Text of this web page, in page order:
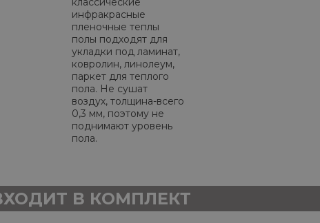
инфракрасные
пленочные теплы
полы подходят для
укладки под ламинат,
ковролин, линолеум,
паркет для теплого
пола. Не сушат
воздух, толщина-всего
0,3 мм, поэтому не
поднимают уровень
пола.
В КОМПЛЕКТ